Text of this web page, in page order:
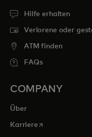
Hilfe erhalten
Verlorene oder
ATM finden
FAQs
COMPANY
Über
Karrierewird in einer